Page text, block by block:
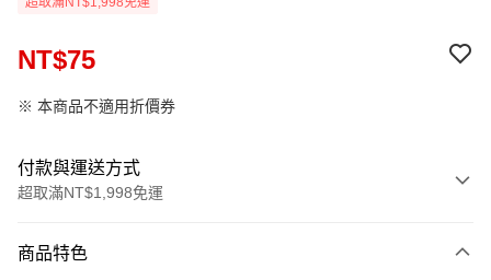
NT$75
※ 本商品不適用折價券
付款與運送方式
超取滿NT$1,998免運
信用卡一次付款
商品特色